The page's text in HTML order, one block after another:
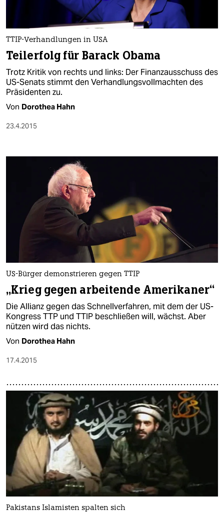
TTIP-Verhandlungen in USA
Teilerfolg für Barack Obama
Trotz Kritik von rechts und links: Der Finanzausschuss des
US-Senats stimmt den Verhandlungsvollmachten des
Präsidenten zu.
Von Dorothea Hahn
23.4.2015
US-Bürger demonstrieren gegen TTIP
„Krieg gegen arbeitende Amerikaner“
Die Allianz gegen das Schnellverfahren, mit dem der US-
Kongress TTP und TTIP beschließen will, wächst. Aber
nützen wird das nichts.
Von Dorothea Hahn
17.4.2015
Pakistans Islamisten spalten sich